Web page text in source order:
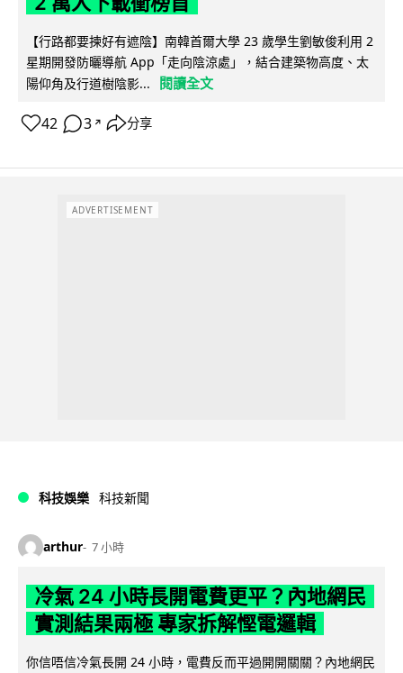
【行路都要揀好有遮陰】南韓首爾大學 23 歲學生劉敏俊利用 2
星期開發防曬導航 App「走向陰涼處」，結合建築物高度、太
陽仰角及行道樹陰影...
閱讀全文
42 3 ↗ 分享
ADVERTISEMENT
科技娛樂 科技新聞
arthur 7 小時
冷氣 24 小時長開電費更平？內地網民
實測結果兩極 專家拆解慳電邏輯
你信唔信冷氣長開 24 小時，電費反而平過開開關關？內地網民